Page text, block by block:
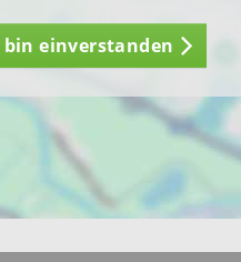
bin einverstanden